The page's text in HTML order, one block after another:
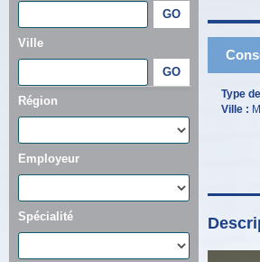
Ville
Région
Employeur
Spécialité
Type
Ville :